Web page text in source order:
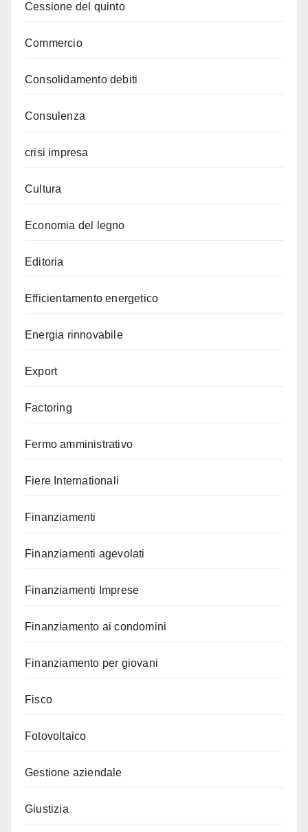
Cessione del quinto
Commercio
Consolidamento debiti
Consulenza
crisi impresa
Cultura
Economia del legno
Editoria
Efficientamento energetico
Energia rinnovabile
Export
Factoring
Fermo amministrativo
Fiere Internationali
Finanziamenti
Finanziamenti agevolati
Finanziamenti Imprese
Finanziamento ai condomini
Finanziamento per giovani
Fisco
Fotovoltaico
Gestione aziendale
Giustizia